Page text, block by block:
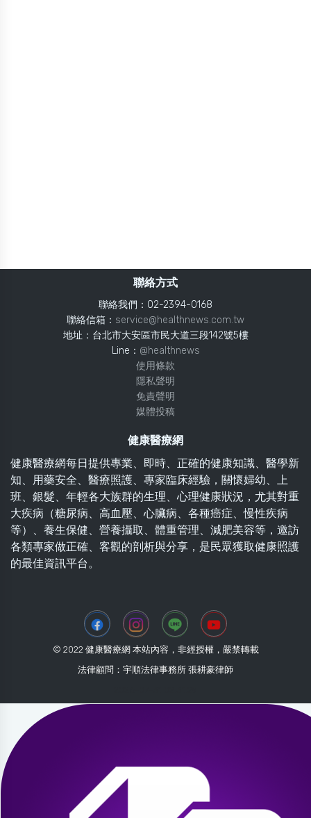
聯絡方式
聯絡我們：02-2394-0168
聯絡信箱： service@healthnews.com.tw
地址：台北市大安區市民大道三段142號5樓
Line： @healthnews
使用條款
隱私聲明
免責聲明
媒體投稿
健康醫療網
健康醫療網每日提供專業、即時、正確的健康知識、醫學新
知、用藥安全、醫療照護、專家臨床經驗，關懷婦幼、上
班、銀髮、年輕各大族群的生理、心理健康狀況，尤其對重
大疾病（糖尿病、高血壓、心臟病、各種癌症、慢性疾病
等）、養生保健、營養攝取、體重管理、減肥美容等，邀訪
各類專家做正確、客觀的剖析與分享，是民眾獲取健康照護
的最佳資訊平台。
© 2022 健康醫療網 本站內容，非經授權，嚴禁轉載
法律顧問：宇順法律事務所 張耕豪律師